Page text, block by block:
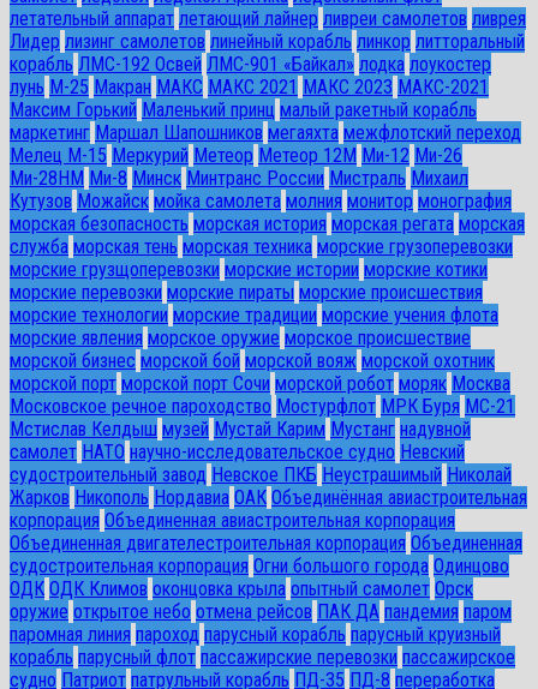
летательный аппарат летающий лайнер ливреи самолетов ливрея
Лидер лизинг самолетов линейный корабль линкор литторальный
корабль ЛМС-192 Освей ЛМС-901 «Байкал» лодка лоукостер
лунь М-25 Макран МАКС МАКС 2021 МАКС 2023 МАКС-2021
Максим Горький Маленький принц малый ракетный корабль
маркетинг Маршал Шапошников мегаяхта межфлотский переход
Мелец М-15 Меркурий Метеор Метеор 12М Ми-12 Ми-26
Ми-28HM Ми-8 Минск Минтранс России Мистраль Михаил
Кутузов Можайск мойка самолета молния монитор монография
морская безопасность морская история морская регата морская
служба морская тень морская техника морские грузоперевозки
морские грузщоперевозки морские истории морские котики
морские перевозки морские пираты морские происшествия
морские технологии морские традиции морские учения флота
морские явления морское оружие морское происшествие
морской бизнес морской бой морской вояж морской охотник
морской порт морской порт Сочи морской робот моряк Москва
Московское речное пароходство Мостурфлот МРК Буря МС-21
Мстислав Келдыш музей Мустай Карим Мустанг надувной
самолет НАТО научно-исследовательское судно Невский
судостроительный завод Невское ПКБ Неустрашимый Николай
Жарков Никополь Нордавиа ОАК Объединённая авиастроительная
корпорация Объединенная авиастроительная корпорация
Объединенная двигателестроительная корпорация Объединенная
судостроительная корпорация Огни большого города Одинцово
ОДК ОДК Климов оконцовка крыла опытный самолет Орск
оружие открытое небо отмена рейсов ПАК ДА пандемия паром
паромная линия пароход парусный корабль парусный круизный
корабль парусный флот пассажирские перевозки пассажирское
судно Патриот патрульный корабль ПД-35 ПД-8 переработка